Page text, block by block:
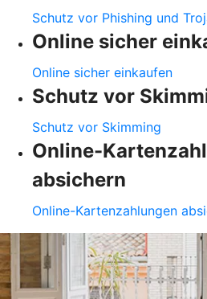
Schutz vor Phishing und
Online sicher
Online sicher einkaufen
Schutz vor
Schutz vor Skimming
Online-
absichern
Online-Kartenzahlungen